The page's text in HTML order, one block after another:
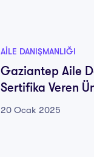
AILE DANIŞMANLIĞI
Gaziantep Aile
Sertifika Veren
20 Ocak 2025